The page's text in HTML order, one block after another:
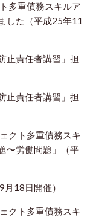
多重債務スキルア
した（平成25年11
止責任者講習」担
止責任者講習」担
クト多重債務スキ
〜労働問題」（平
18日開催）
クト多重債務スキ